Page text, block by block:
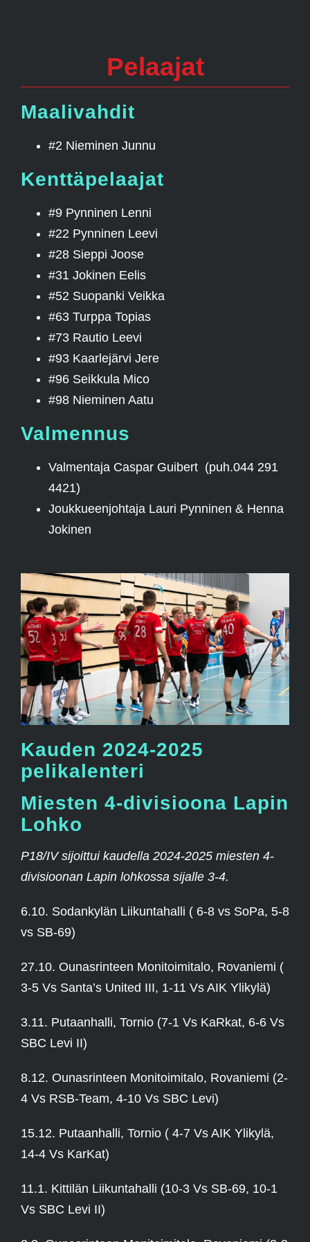
Pelaajat
Maalivahdit
#2 Nieminen Junnu
Kenttäpelaajat
#9 Pynninen Lenni
#22 Pynninen Leevi
#28 Sieppi Joose
#31 Jokinen Eelis
#52 Suopanki Veikka
#63 Turppa Topias
#73 Rautio Leevi
#93 Kaarlejärvi Jere
#96 Seikkula Mico
#98 Nieminen Aatu
Valmennus
Valmentaja Caspar Guibert (puh.044 291
4421)
Joukkueenjohtaja Lauri Pynninen & Henna
Jokinen
Kauden 2024-2025
pelikalenteri
Miesten 4-divisioona Lapin
Lohko
P18/IV sijoittui kaudella 2024-2025 miesten 4-
divisioonan Lapin lohkossa sijalle 3-4.
6.10. Sodankylän Liikuntahalli ( 6-8 vs SoPa, 5-8
vs SB-69)
27.10. Ounasrinteen Monitoimitalo, Rovaniemi (
3-5 Vs Santa’s United III, 1-11 Vs AIK Ylikylä)
3.11. Putaanhalli, Tornio (7-1 Vs KaRkat, 6-6 Vs
SBC Levi II)
8.12. Ounasrinteen Monitoimitalo, Rovaniemi (2-
4 Vs RSB-Team, 4-10 Vs SBC Levi)
15.12. Putaanhalli, Tornio ( 4-7 Vs AIK Ylikylä,
14-4 Vs KarKat)
11.1. Kittilän Liikuntahalli (10-3 Vs SB-69, 10-1
Vs SBC Levi II)